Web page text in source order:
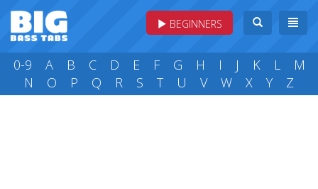
BEGINNERS
0-9 A B C D E F G H I J K L
M
N
O P Q R S T U V W X Y Z